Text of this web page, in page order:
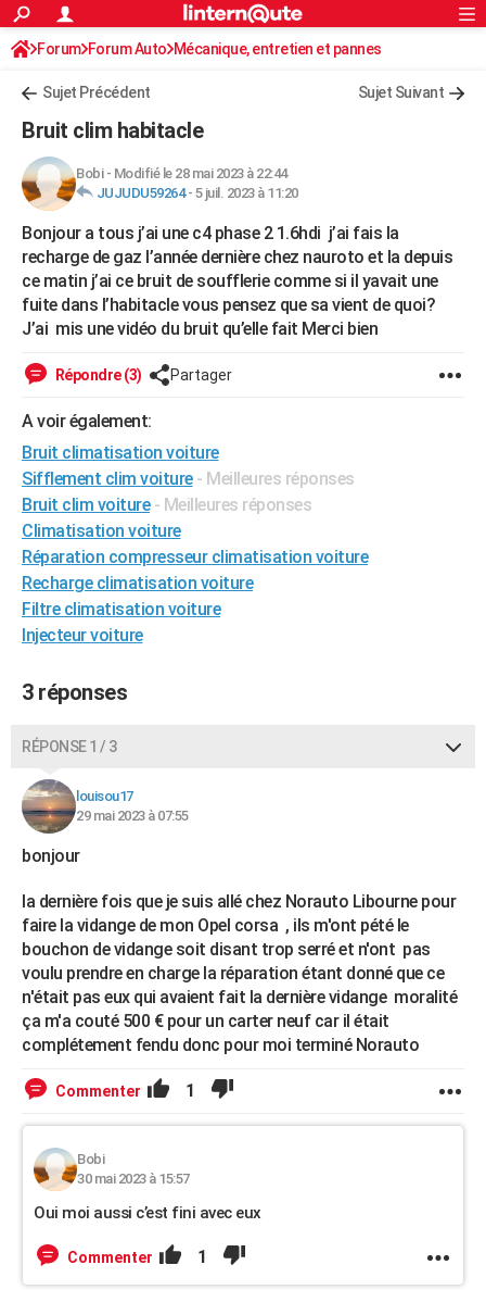
ACTUALITÉS
Politique
Société
Faits Divers
Education
Monde
Villes
+
FINANCE
Retraite
Impôts
Epargne
Immobilier
Risques naturels par ville
Banque
Assurance
Crédit
AUTO
Essais
Réserver un essai
Citadines
Berlines
SUV
Forum auto
+HIGH-TECH
Mobiles
Meilleur smartphone
Internet
Ordinateurs
Jeux vidéo
Guide high-tech
+BRICOLAGE
Forum
Aménagement intérieur
Extérieur
Cuisine
Salle de bains
Jardinage
Rangement
WEEK-END
Guides de France
Escapades
Patrimoine
Expositions
Musées
Week-end nature
LIFESTYLE
Art de vivre
Bien-être
Loisirs
Mode
Modes de vie
SANTE
Alimentation
Guide de la santé
Maladies
Médicaments
Sommeil
VOYAGE
Destinations
City break
Voyage nature
Voyage de noces
Forum
Climat
+PHOTO
GUIDES D'ACHAT
BONS PLANS
CARTE DE VOEUX
Carte de Noël
Carte Bonne année
Carte Saint-Valentin
Carte Pâques
Carte d'anniversaire
DICTIONNAIRE
PROGRAMME TV
COPAINS D'AVANT
S'inscrire
Se connecter
Lycées
Collèges
Primaires
Universités
Entreprises
Service militaire
Avis de recherche
AVIS DE DÉCÈS
FORUM
Bricolage
Lifestyle
Culture
Sport
Auto
Television
Voyage
Cinema
Rechercher
S'inscrire
Connexion
Forum Forum Auto Mécanique, entretien et pannes
Sujet Précédent Sujet Suivant
Bruit clim habitacle
Bobi- Modifié le 28 mai 2023 à 22:44
JUJUDU59264- 5 juil. 2023 à 11:20
Bonjour a tous j’ai une c4 phase 2 1.6hdi j’ai fais la
recharge de gaz l’année dernière chez nauroto et la depuis
ce matin j’ai ce bruit de soufflerie comme si il yavait une
fuite dans l’habitacle vous pensez que sa vient de quoi?
J’ai mis une vidéo du bruit qu’elle fait Merci bien
Répondre (3) Partager
A voir également:
Bruit climatisation voiture
Sifflement clim voiture - Meilleures réponses
Bruit clim voiture - Meilleures réponses
Climatisation voiture
Réparation compresseur climatisation voiture
Recharge climatisation voiture
Filtre climatisation voiture
Injecteur voiture
3 réponses
RÉPONSE 1 / 3
louisou17
29 mai 2023 à 07:55
bonjour
la dernière fois que je suis allé chez Norauto Libourne pour
faire la vidange de mon Opel corsa , ils m'ont pété le
bouchon de vidange soit disant trop serré et n'ont pas
voulu prendre en charge la réparation étant donné que ce
n'était pas eux qui avaient fait la dernière vidange moralité
ça m'a couté 500 € pour un carter neuf car il était
complétement fendu donc pour moi terminé Norauto
Commenter 1
Bobi
30 mai 2023 à 15:57
Oui moi aussi c’est fini avec eux
Commenter 1